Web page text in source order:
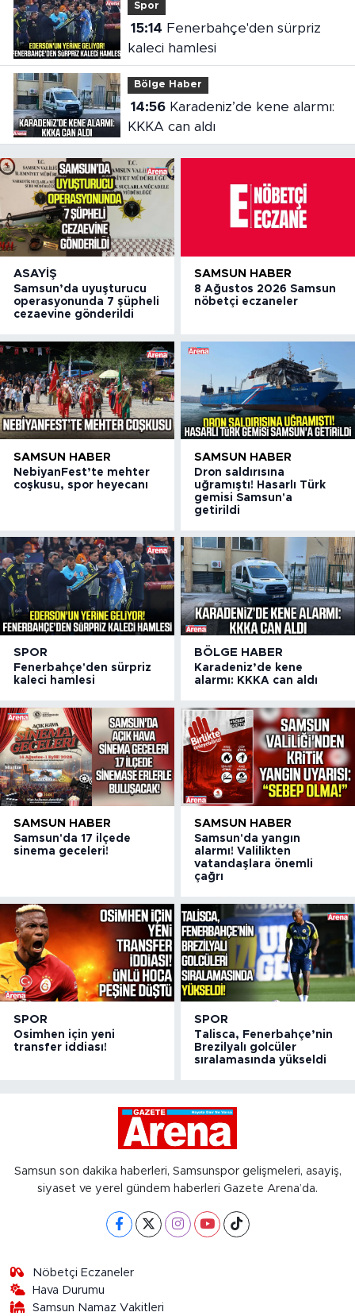
Spor
15:14
kaleci hamlesi
Bölge Haber
14:56Karadeniz’de kene alarmı:
KKKA can aldı
ASAYIŞ
Samsun’da uyuşturucu
operasyonunda 7 şüpheli
cezaevine gönderildi
SAMSUN HABER
8 Ağustos 2026 Samsun
nöbetçi eczaneler
SAMSUN HABER
NebiyanFest’te mehter
coşkusu, spor heyecanı
SAMSUN HABER
Dron saldırısına
uğramıştı! Hasarlı Türk
gemisi Samsun'a
getirildi
SPOR
Fenerbahçe'den sürpriz
kaleci hamlesi
BÖLGE HABER
Karadeniz’de kene
alarmı: KKKA can aldı
SAMSUN HABER
Samsun'da 17 ilçede
sinema geceleri!
SAMSUN HABER
Samsun'da yangın
alarmı! Valilikten
vatandaşlara önemli
çağrı
SPOR
Osimhen için yeni
transfer iddiası!
SPOR
Talisca, Fenerbahçe’nin
Brezilyalı golcüler
sıralamasında yükseldi
Samsun son dakika haberleri, Samsunspor gelişmeleri, asayiş,
siyaset ve yerel gündem haberleri Gazete Arena’da.
Nöbetçi Eczaneler
Hava Durumu
Samsun Namaz Vakitleri